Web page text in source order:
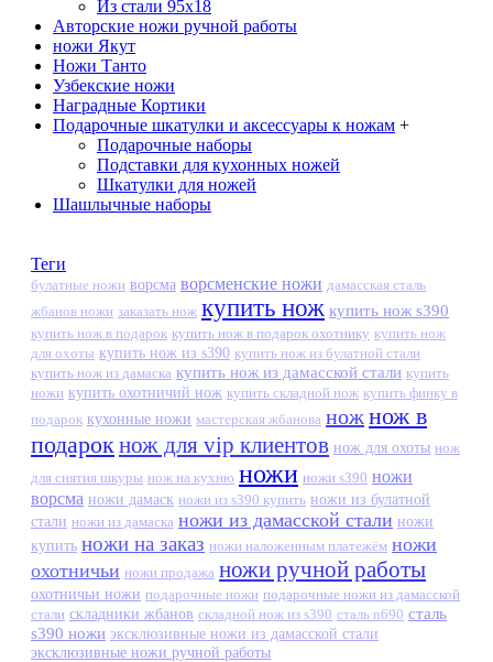
Из стали 95х18
Авторские ножи ручной работы
ножи Якут
Ножи Танто
Узбекские ножи
Наградные Кортики
Подарочные шкатулки и аксессуары к ножам +
Подарочные наборы
Подставки для кухонных ножей
Шкатулки для ножей
Шашлычные наборы
Теги
булатные ножи ворсма ворсменские ножи дамасская сталь
жбанов ножи заказать нож купить нож купить нож s390
купить нож в подарок купить нож в подарок охотнику купить нож
для охоты купить нож из s390 купить нож из булатной стали
купить нож из дамаска купить нож из дамасской стали купить
ножи купить охотничий нож купить складной нож купить финку в
подарок кухонные ножи мастерская жбанова ножнож в
подарок нож для vip клиентов нож для охоты нож
для снятия шкуры нож на кухню ножи ножи s390 ножи
ворсма ножи дамаск ножи из s390 купить ножи из булатной
стали ножи из дамаска ножи из дамасской стали ножи
купить ножи на заказ ножи наложенным платежём ножи
охотничьи ножи продажа ножи ручной работы
охотничьи ножи подарочные ножи подарочные ножи из дамасской
стали складники жбанов складной нож из s390 сталь n690 сталь
s390 ножи эксклюзивные ножи из дамасской стали
эксклюзивные ножи ручной работы